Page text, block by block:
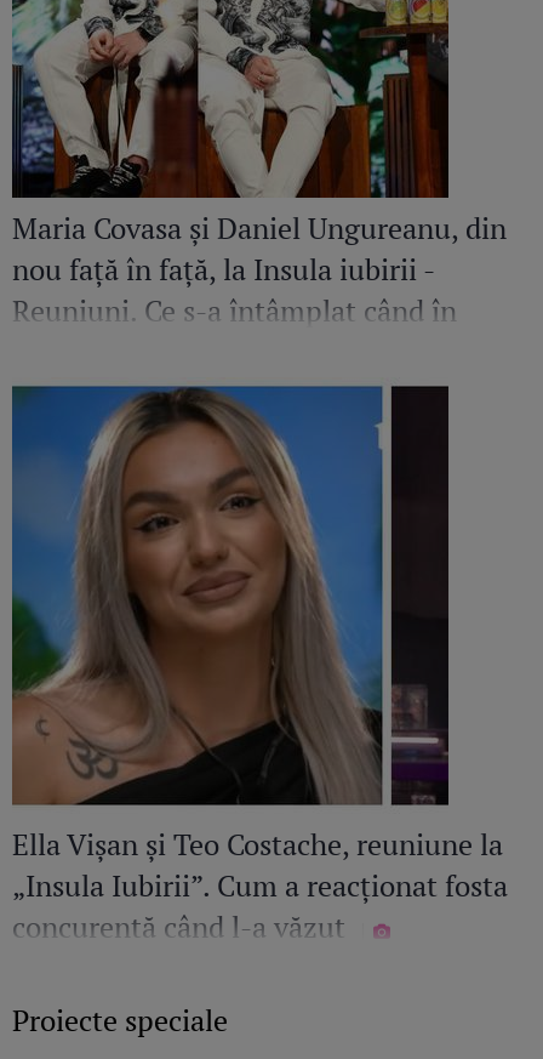
Maria Covasa și Daniel Ungureanu, din
nou față în față, la Insula iubirii -
Reuniuni. Ce s-a întâmplat când în
concurent
Ella Vișan și Teo Costache, reuniune la
„Insula Iubirii”. Cum a reacționat fosta
concurentă când l-a văzut
Proiecte speciale